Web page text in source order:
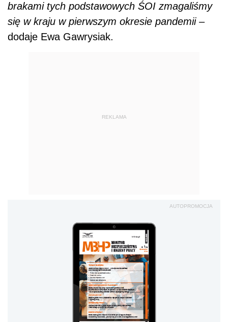
brakami tych podstawowych ŚOI zmagaliśmy
się w kraju w pierwszym okresie pandemii–
dodaje Ewa Gawrysiak.
REKLAMA
AUTOPROMOCJA